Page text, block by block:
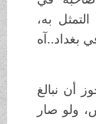
به،
نبالغ
صار